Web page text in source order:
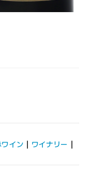
イン | ワイナリー |